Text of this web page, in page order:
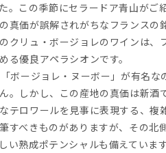
。この季節にセラードア青山がご
真価が誤解されがちなフランスの
クリュ・ボージョレのワインは、
る優良アペラシオンです。
ボージョレ・ヌーボー」が有名
。しかし、この産地の真価は新
テロワールを見事に表現する、
すべきものがありますが、その北
い熟成ポテンシャルも備えています